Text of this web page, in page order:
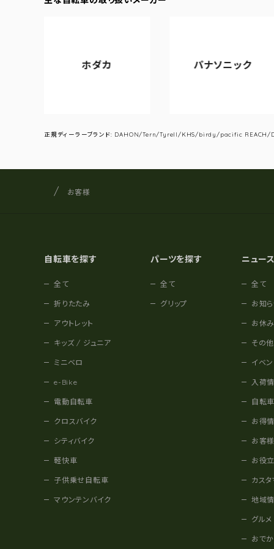
パナソニック
正規ディーラーブランド: DAHON/Tern/Tyrell/KHS/birdy/pacific
サイト内の現在地
サイクルショップナカゴヤ
お客様
自転車を探す
全て
折りたたみ
アウトレット
キッズ / ジュニア
ミニベロ
e-Bike
電動自転車
クロスバイク
シティバイク
軽快車
子供乗せ自転車
マウンテンバイク
パーツを探す
全て
グリップ
ニュー
全て
お知
お休
その
イベン
入荷
自転
お得
お客様
お役
カス
地域
グルメ
おで